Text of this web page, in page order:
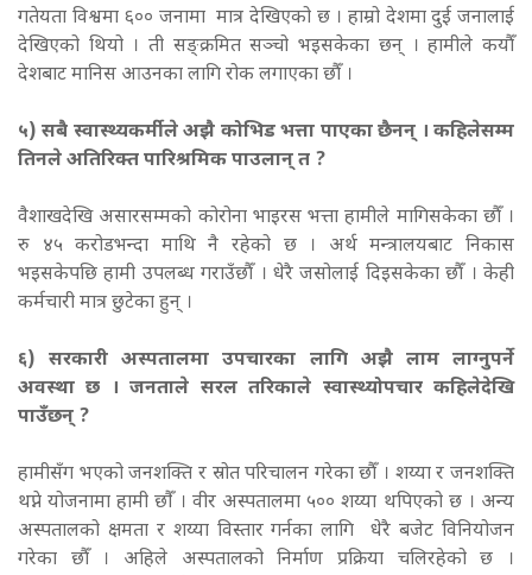
गतेयता विश्वमा ६०० जनामा मात्र देखिएको छ । हाम्रो देशमा दुई जनालाई
देखिएको थियो । ती सङ्क्रमित सञ्चो भइसकेका छन् । हामीले कयौँ
देशबाट मानिस आउनका लागि रोक लगाएका छौँ ।
५) सबै स्वास्थ्यकर्मीले अझै कोभिड भत्ता पाएका छैनन् । कहिलेसम्म
तिनले अतिरिक्त पारिश्रमिक पाउलान् त ?
वैशाखदेखि असारसम्मको कोरोना भाइरस भत्ता हामीले मागिसकेका छौँ ।
रु ४५ करोडभन्दा माथि नै रहेको छ । अर्थ मन्त्रालयबाट निकास
भइसकेपछि हामी उपलब्ध गराउँछौँ । धेरै जसोलाई दिइसकेका छौँ । केही
कर्मचारी मात्र छुटेका हुन् ।
६) सरकारी अस्पतालमा उपचारका लागि अझै लाम लाग्नुपर्ने
अवस्था छ । जनताले सरल तरिकाले स्वास्थ्योपचार कहिलेदेखि
पाउँछन् ?
हामीसँग भएको जनशक्ति र स्रोत परिचालन गरेका छौँ । शय्या र जनशक्ति
थप्ने योजनामा हामी छौँ । वीर अस्पतालमा ५०० शय्या थपिएको छ । अन्य
अस्पतालको क्षमता र शय्या विस्तार गर्नका लागि धेरै बजेट विनियोजन
गरेका छौँ । अहिले अस्पतालको निर्माण प्रक्रिया चलिरहेको छ ।